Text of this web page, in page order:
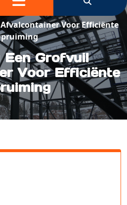
Voor Efficiënte
Een Grofvuil
Voor Efficiënte